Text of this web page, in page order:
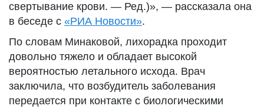
свертывание крови. — Ред.)», — рассказала она
в беседе с «РИА Новости».
По словам Минаковой, лихорадка проходит
довольно тяжело и обладает высокой
вероятностью летального исхода. Врач
заключила, что возбудитель заболевания
передается при контакте с биологическими